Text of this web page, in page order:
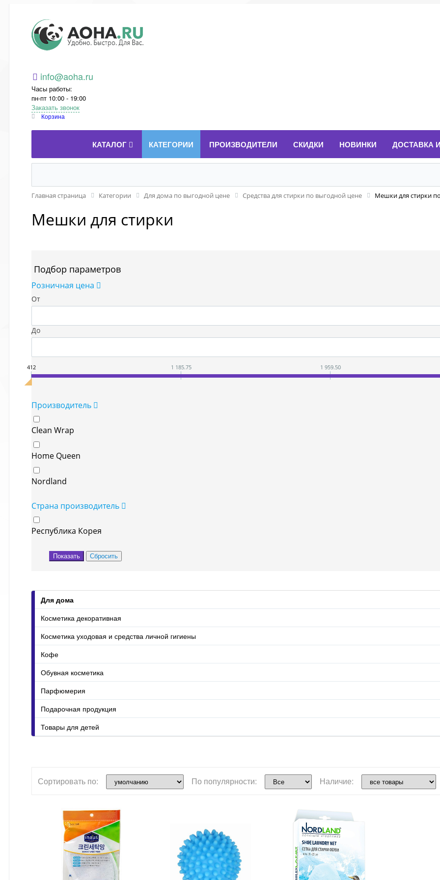
Aoha.ru
info@aoha.ru
Часы работы:
пн-пт 10:00 - 19:00
Заказать звонок
Корзина
КАТАЛОГ КАТЕГОРИИ ПРОИЗВОДИТЕЛИ СКИДКИ НОВИНКИ ДОСТАВКА
Главная страница Категории Для дома по выгодной цене Средства для стирки по выгодной цене Мешки для стирки
Мешки для стирки
Подбор параметров
Розничная цена
От
До
412 1 185.75 1 959.50
Производитель
Clean Wrap
Home Queen
Nordland
Страна производитель
Республика Корея
Для дома
Косметика декоративная
Косметика уходовая и средства личной гигиены
Кофе
Обувная косметика
Парфюмерия
Подарочная продукция
Товары для детей
Сортировать по: По популярности: Наличие: